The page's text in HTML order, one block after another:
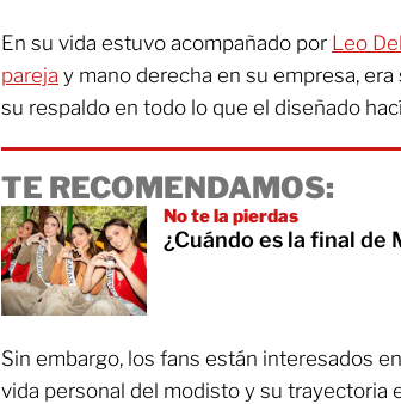
En su vida estuvo acompañado por Leo
pareja y mano derecha en su empresa,
su respaldo en todo lo que el diseñado
TE RECOMENDAMOS:
No te la pierdas
¿Cuándo es la final de
Sin embargo, los fans están interesados
vida personal del modisto y su trayectoria